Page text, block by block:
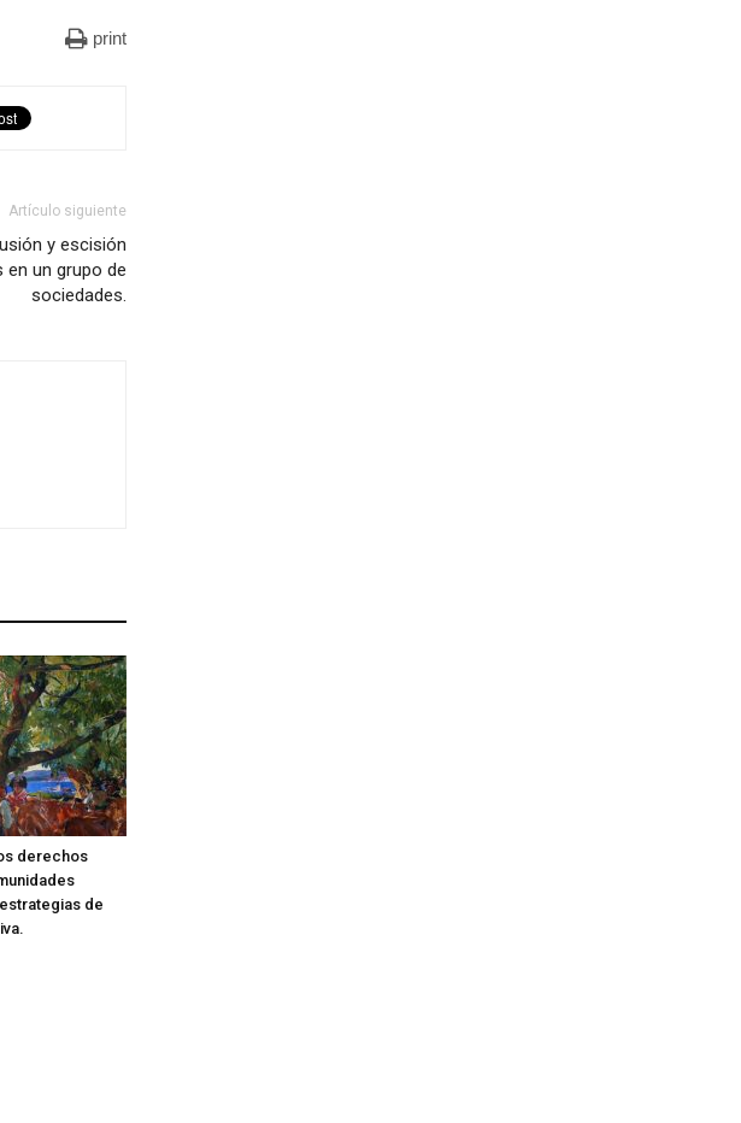
print
Artículo siguiente
y escisión
un grupo de
sociedades.
derechos
de